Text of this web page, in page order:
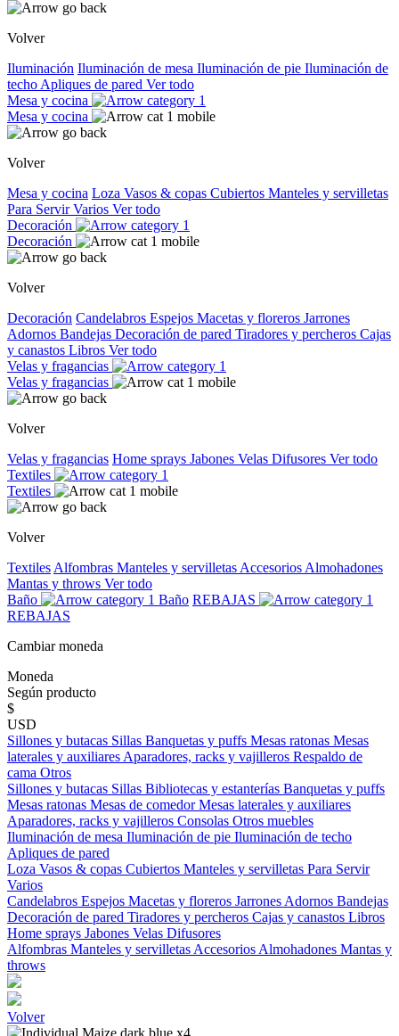
Volver
Iluminación Iluminación de mesa Iluminación de pie Iluminación de
techo Apliques de pared Ver todo
Mesa y cocina
Mesa y cocina
Volver
Mesa y cocina Loza Vasos & copas Cubiertos Manteles y servilletas
Para ServirVarios Ver todo
Decoración
Decoración
Volver
Decoración Candelabros Espejos Macetas y floreros Jarrones
Adornos Bandejas Decoración de pared Tiradores y percheros Cajas
y canastos Libros Ver todo
Velas y fragancias
Velas y fragancias
Volver
Velas y fragancias Home sprays Jabones Velas Difusores Ver todo
Textiles
Textiles
Volver
Textiles Alfombras Manteles y servilletas Accesorios Almohadones
Mantas y throws Ver todo
Baño
Baño REBAJAS
REBAJAS
Cambiar moneda
Moneda
Según producto
$
USD
Sillones y butacas Sillas Banquetas y puffs Mesas ratonas Mesas
laterales y auxiliares Aparadores, racks y vajilleros Respaldo de
cama Otros
Sillones y butacas Sillas Bibliotecas y estanterías Banquetas y puffs
Mesas ratonas Mesas de comedorMesas laterales y auxiliares
Aparadores, racks y vajilleros Consolas Otros muebles
Iluminación de mesa Iluminación de pie Iluminación de techo
Apliques de pared
Loza Vasos & copas Cubiertos Manteles y servilletas Para Servir
Varios
Candelabros Espejos Macetas y floreros Jarrones Adornos Bandejas
Decoración de pared Tiradores y percheros Cajas y canastos Libros
Home sprays Jabones Velas Difusores
Alfombras Manteles y servilletas Accesorios Almohadones Mantas y
throws
Volver